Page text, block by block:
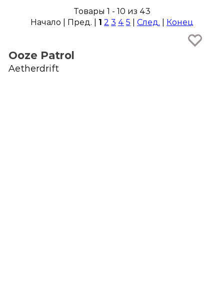
Товары 1 - 10 из 43
Начало | Пред. | 1 2 3 4 5 След. Конец
Ooze Patrol
Aetherdrift